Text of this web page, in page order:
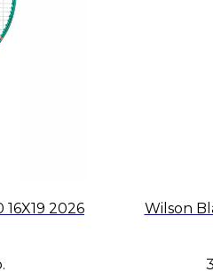
2026 Wilson